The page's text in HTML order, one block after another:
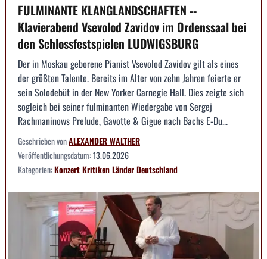
FULMINANTE KLANGLANDSCHAFTEN --
Klavierabend Vsevolod Zavidov im Ordenssaal bei
den Schlossfestspielen LUDWIGSBURG
Der in Moskau geborene Pianist Vsevolod Zavidov gilt als eines
der größten Talente. Bereits im Alter von zehn Jahren feierte er
sein Solodebüt in der New Yorker Carnegie Hall. Dies zeigte sich
sogleich bei seiner fulminanten Wiedergabe von Sergej
Rachmaninows Prelude, Gavotte & Gigue nach Bachs E-Du...
Geschrieben vonALEXANDER WALTHER
Veröffentlichungsdatum:13.06.2026
Kategorien:KonzertKritikenLänderDeutschland